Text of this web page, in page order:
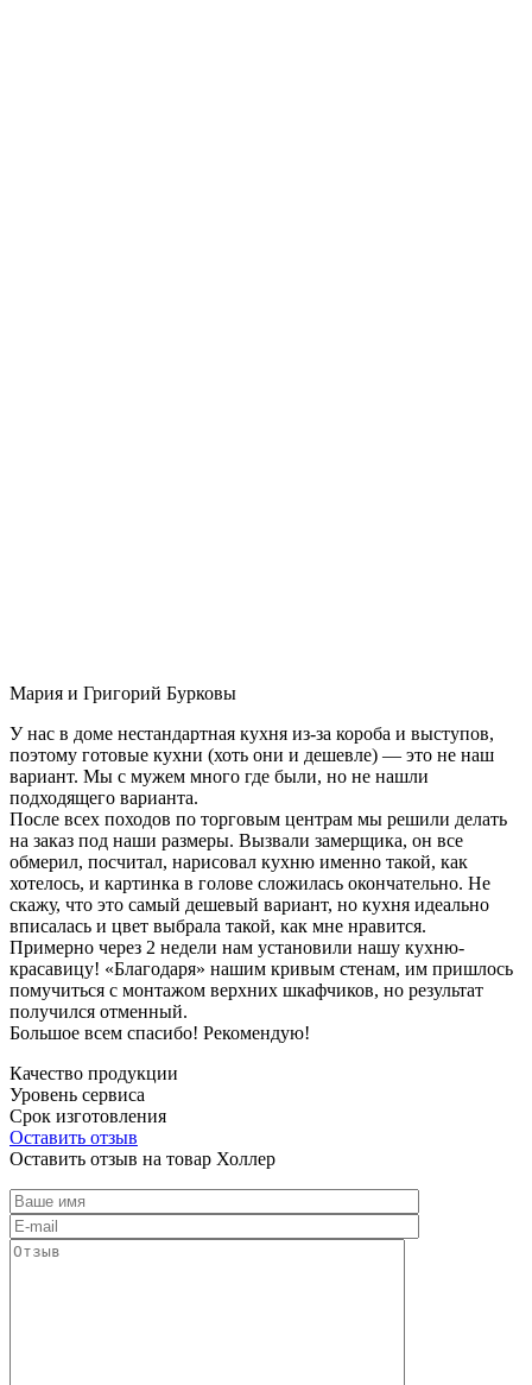
Мария и Григорий Бурковы
У нас в доме нестандартная кухня из-за короба и выступов,
поэтому готовые кухни (хоть они и дешевле) — это не наш
вариант. Мы с мужем много где были, но не нашли
подходящего варианта.
После всех походов по торговым центрам мы решили делать
на заказ под наши размеры. Вызвали замерщика, он все
обмерил, посчитал, нарисовал кухню именно такой, как
хотелось, и картинка в голове сложилась окончательно. Не
скажу, что это самый дешевый вариант, но кухня идеально
вписалась и цвет выбрала такой, как мне нравится.
Примерно через 2 недели нам установили нашу кухню-
красавицу! «Благодаря» нашим кривым стенам, им пришлось
помучиться с монтажом верхних шкафчиков, но результат
получился отменный.
Большое всем спасибо! Рекомендую!
Качество продукции
Уровень сервиса
Срок изготовления
Оставить отзыв
Оставить отзыв на товар Холлер